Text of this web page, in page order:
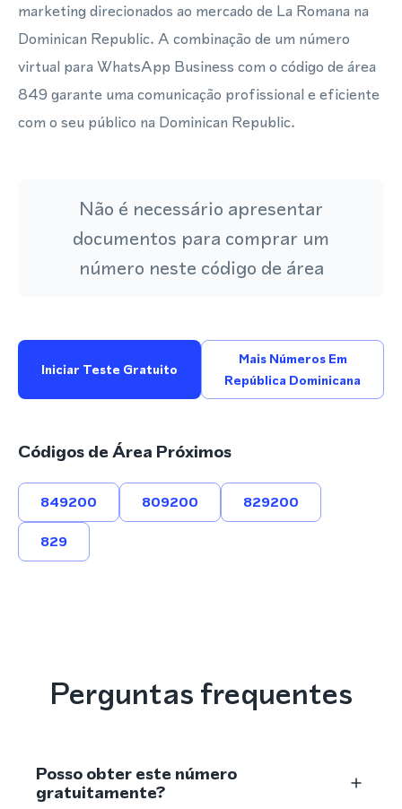
marketing direcionados ao mercado de La Romana na
Dominican Republic. A combinação de um número
virtual para WhatsApp Business com o código de área
849 garante uma comunicação profissional e eficiente
com o seu público na Dominican Republic.
Não é necessário apresentar
documentos para comprar um
número neste código de área
Iniciar Teste Gratuito
Mais Números Em
República Dominicana
Códigos de Área Próximos
849200 809200 829200
829
Perguntas frequentes
Posso obter este número
gratuitamente?